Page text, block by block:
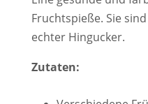
Fruchtspieße. Sie
echter Hingucker.
Zutaten: